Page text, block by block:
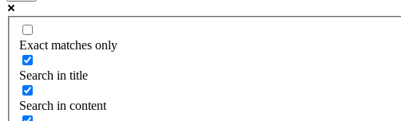
Exact matches only
Search in title
Search in content